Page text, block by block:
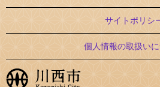
サイトポリシ
個人情報の取扱い